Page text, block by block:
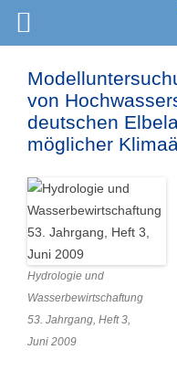
von
deutschen
möglicher
Hydrologie und
Wasserbewirtschaftung
53. Jahrgang, Heft 3,
Juni 2009